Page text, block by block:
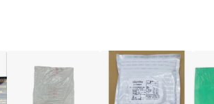
瀏覽器於24小時內結帳，才享有 LINE
貨及結帳，則不符合贈點資格。 (4) 如
比價網、回饋網、Google等其他網頁、或
網頁)切換為App都將會造成追蹤中斷而
購物資訊整合性